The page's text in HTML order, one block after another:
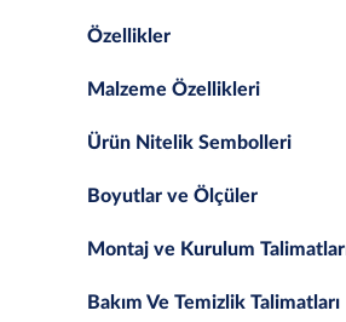
Özellikler
Malzeme Özellikleri
Ürün Nitelik Sembolleri
Boyutlar ve Ölçüler
Montaj ve Kurulum
Bakım Ve Temizlik Talimatları